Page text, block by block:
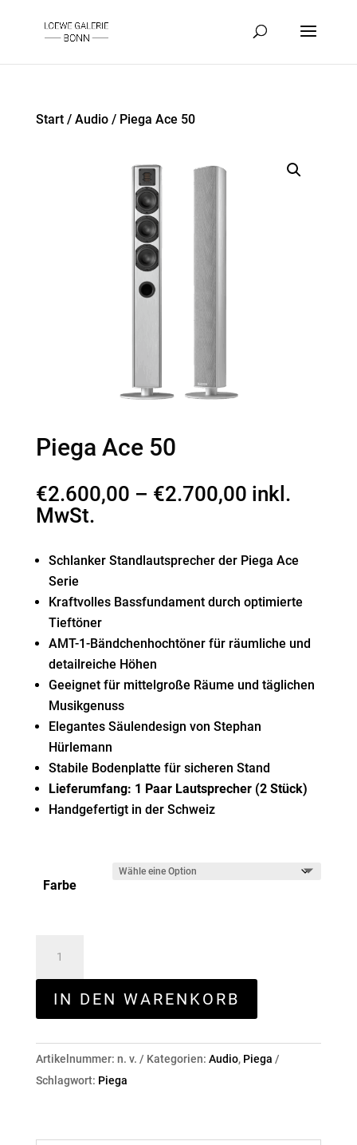
Start/ Audio/ Piega Ace 50
Piega Ace 50
€2.600,00 – €2.700,00 inkl.
MwSt.
Schlanker Standlautsprecher der Piega Ace
Serie
Kraftvolles Bassfundament durch optimierte
Tieftöner
AMT-1-Bändchenhochtöner für räumliche und
detailreiche Höhen
Geeignet für mittelgroße Räume und täglichen
Musikgenuss
Elegantes Säulendesign von Stephan
Hürlemann
Stabile Bodenplatte für sicheren Stand
Lieferumfang: 1 Paar Lautsprecher (2 Stück)
Handgefertigt in der Schweiz
Farbe
Menge
IN DEN WARENKORB
Artikelnummer: n. v. Kategorien: Audio, Piega
Schlagwort: Piega